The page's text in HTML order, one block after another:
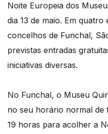
Noite Europeia dos
dia 13 de maio. Em
concelhos de Funchal,
previstas entradas
iniciativas diversas.
No Funchal, o Museu
no seu horário normal de
19 horas para acolher a